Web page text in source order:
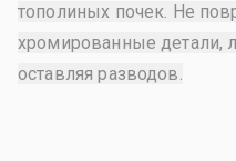
тополиных почек. Не
хромированные детали,
оставляя разводов.